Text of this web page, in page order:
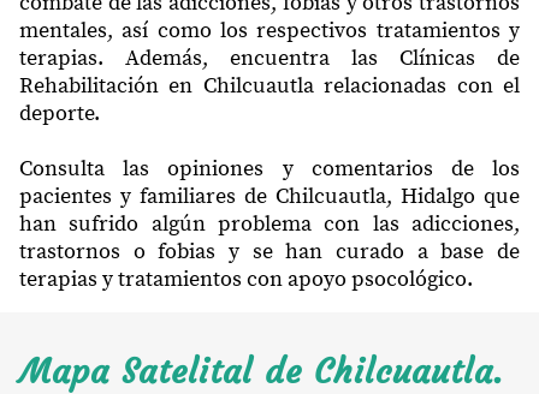
mentales, así como los respectivos tratamientos y
terapias. Además, encuentra las Clínicas de
Rehabilitación en Chilcuautla relacionadas con el
deporte.
Consulta las opiniones y comentarios de los
pacientes y familiares de Chilcuautla, Hidalgo que
han sufrido algún problema con las adicciones,
trastornos o fobias y se han curado a base de
terapias y tratamientos con apoyo psocológico.
Mapa Satelital de Chilcuautla.